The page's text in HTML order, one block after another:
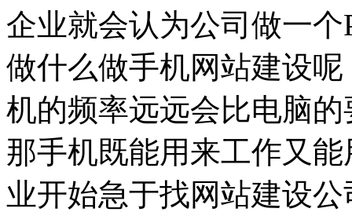
企业就会认为公司做一
做什么做手机网站建设
机的频率远远会比电脑
那手机既能用来工作又
业开始急于找网站建设